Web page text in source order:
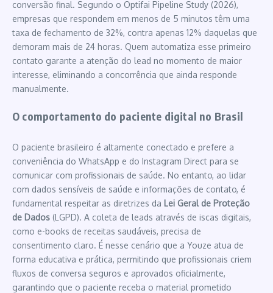
conversão final. Segundo o Optifai Pipeline Study (2026),
empresas que respondem em menos de 5 minutos têm uma
taxa de fechamento de 32%, contra apenas 12% daquelas que
demoram mais de 24 horas. Quem automatiza esse primeiro
contato garante a atenção do lead no momento de maior
interesse, eliminando a concorrência que ainda responde
manualmente.
O comportamento do paciente digital no Brasil
O paciente brasileiro é altamente conectado e prefere a
conveniência do WhatsApp e do Instagram Direct para se
comunicar com profissionais de saúde. No entanto, ao lidar
com dados sensíveis de saúde e informações de contato, é
fundamental respeitar as diretrizes da Lei Geral de Proteção
de Dados (LGPD). A coleta de leads através de iscas digitais,
como e-books de receitas saudáveis, precisa de
consentimento claro. É nesse cenário que a Youze atua de
forma educativa e prática, permitindo que profissionais criem
fluxos de conversa seguros e aprovados oficialmente,
garantindo que o paciente receba o material prometido